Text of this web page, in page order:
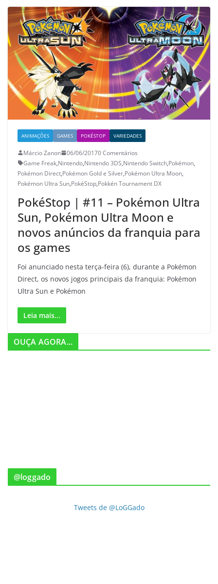
ANIMAÇÕES GAMES POKÉSTOP VARIEDADES
Márcio Zanon 06/06/20170 Comentários
Game Freak,Nintendo,Nintendo 3DS,Nintendo Switch,Pokémon,
Pokémon Direct,Pokémon Gold e Silver,Pokémon Ultra Moon,
Pokémon Ultra Sun,PokéStop,Pokkén Tournament DX
PokéStop | #11 – Pokémon Ultra
Sun, Pokémon Ultra Moon e
novos anúncios da franquia para
os games
Foi anunciado nesta terça-feira (6), durante a Pokémon
Direct, os novos jogos principais da franquia: Pokémon
Ultra Sun e Pokémon
Leia mais...
OUÇA AGORA...
@loggado
Tweets de @LoGGado